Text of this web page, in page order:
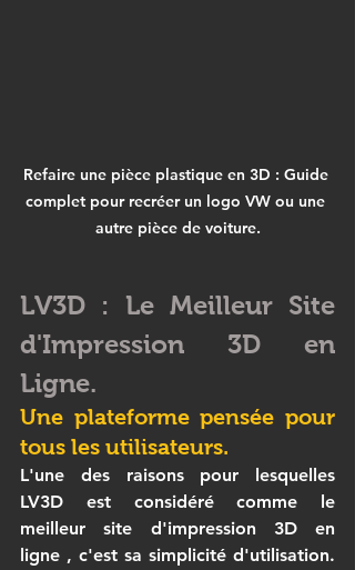
Refaire une pièce plastique en 3D : Guide
complet pour recréer un logo VW ou une
autre pièce de voiture.
LV3D : Le Meilleur Site
d'Impression 3D en
Ligne.
Une plateforme pensée pour
tous les utilisateurs.
LV3D
meilleur site d'impression 3D en
ligne , c'est sa simplicité d'utilisation.